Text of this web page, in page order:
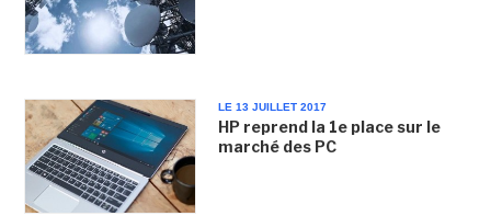
LE 13 JUILLET 2017
HP reprend la 1e place sur le
marché des PC